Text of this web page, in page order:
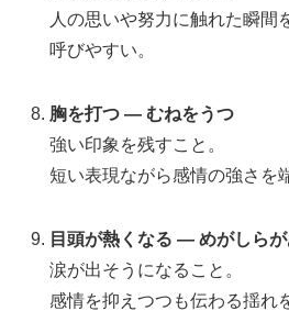
人の思いや努力に触れた瞬間
呼びやすい。
胸を打つ — むねをうつ
強い印象を残すこと。
短い表現ながら感情の強さを
目頭が熱くなる — めがしら
涙が出そうになること。
感情を抑えつつも伝わる揺れ